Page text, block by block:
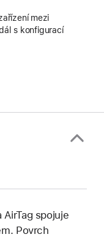
mezi
s konfigurací
spojuje
Povrch